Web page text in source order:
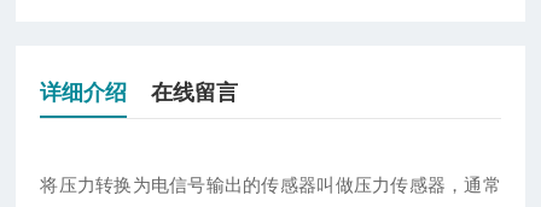
详细介绍 在线留言
将压力转换为电信号输出的传感器叫做压力传感器，通常